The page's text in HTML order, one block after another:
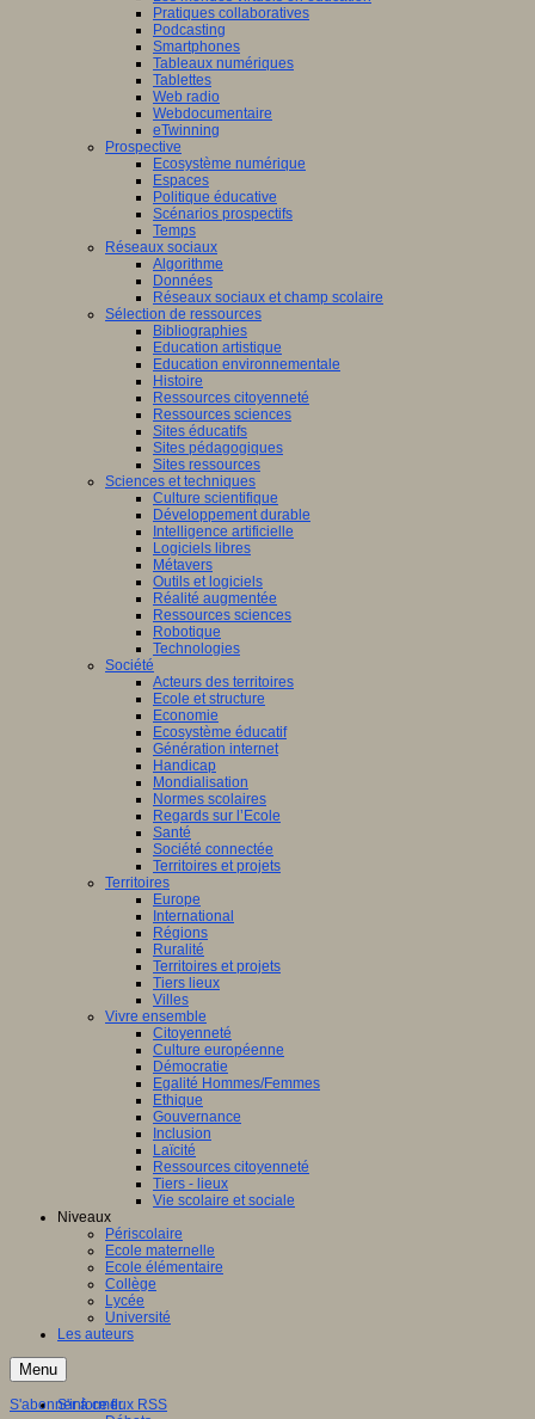
Pratiques collaboratives
Podcasting
Smartphones
Tableaux numériques
Tablettes
Web radio
Webdocumentaire
eTwinning
Prospective
Ecosystème numérique
Espaces
Politique éducative
Scénarios prospectifs
Temps
Réseaux sociaux
Algorithme
Données
Réseaux sociaux et champ scolaire
Sélection de ressources
Bibliographies
Education artistique
Education environnementale
Histoire
Ressources citoyenneté
Ressources sciences
Sites éducatifs
Sites pédagogiques
Sites ressources
Sciences et techniques
Culture scientifique
Développement durable
Intelligence artificielle
Logiciels libres
Métavers
Outils et logiciels
Réalité augmentée
Ressources sciences
Robotique
Technologies
Société
Acteurs des territoires
Ecole et structure
Economie
Ecosystème éducatif
Génération internet
Handicap
Mondialisation
Normes scolaires
Regards sur l’Ecole
Santé
Société connectée
Territoires et projets
Territoires
Europe
International
Régions
Ruralité
Territoires et projets
Tiers lieux
Villes
Vivre ensemble
Citoyenneté
Culture européenne
Démocratie
Egalité Hommes/Femmes
Ethique
Gouvernance
Inclusion
Laïcité
Ressources citoyenneté
Tiers - lieux
Vie scolaire et sociale
Niveaux
Périscolaire
Ecole maternelle
Ecole élémentaire
Collège
Lycée
Université
Les auteurs
Menu
S'informer
S'abonner à ce flux RSS